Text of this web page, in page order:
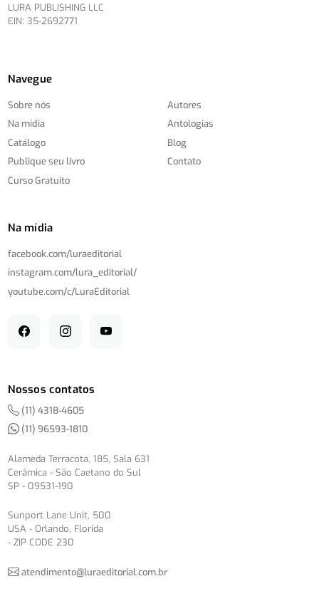
LURA PUBLISHING LLC
EIN: 35-2692771
Navegue
Sobre nós
Na mídia
Catálogo
Publique seu livro
Curso Gratuito
Autores
Antologias
Blog
Contato
Na mídia
facebook.com/luraeditorial
instagram.com/lura_editorial/
youtube.com/c/LuraEditorial
Nossos contatos
(11) 4318-4605
(11) 96593-1810
Alameda Terracota, 185, Sala 631
Cerâmica - São Caetano do Sul
SP - 09531-190
Sunport Lane Unit, 500
USA - Orlando, Florida
- ZIP CODE 230
atendimento@luraeditorial.com.br